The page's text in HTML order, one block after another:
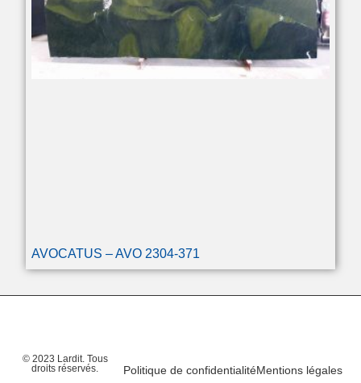
AVOCATUS – AVO 2304-371
© 2023 Lardit. Tous
droits réservés.
Politique de confidentialitéMentions légales